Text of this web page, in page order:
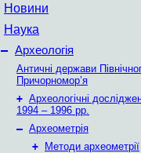
Новини
Наука
– Археологія
Античні держави
Причорномор’я
+ Археологічні
1994 – 1996 рр.
– Археометрія
+
Методи археометрії